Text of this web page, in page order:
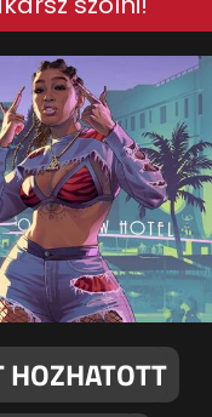
HOZHATOTT